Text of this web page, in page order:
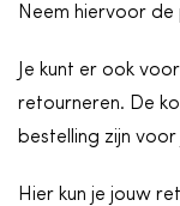
Neem hiervoor
Je kunt er ook
retourneren. De
bestelling zijn
Hier kun je jouw